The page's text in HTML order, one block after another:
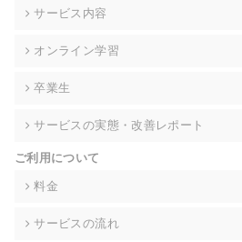
個人情報の開示等(利用目的の通知、開
て、下記の当社問合わせ窓口に申し出
的な期間内に対応いたします。ただし
により、ご希望に添えない場合があり
グなどの個人情報以外の情報について
サービス内容
オンライン学習
卒業生
サービスの実態・改善レポート
ご利用について
料金
サービスの流れ